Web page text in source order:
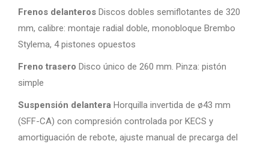
Frenos delanteros Discos dobles semiflotantes de 320
mm, calibre: montaje radial doble, monobloque Brembo
Stylema, 4 pistones opuestos
Freno trasero Disco único de 260 mm. Pinza: pistón
simple
Suspensión delantera Horquilla invertida de ø43 mm
(SFF-CA) con compresión controlada por KECS y
amortiguación de rebote, ajuste manual de precarga del